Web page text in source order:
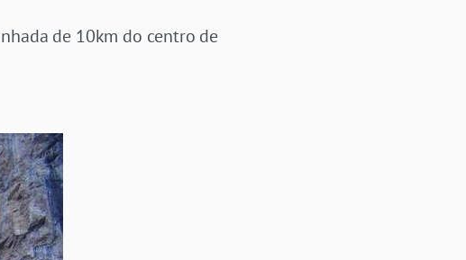
de 10km do centro de